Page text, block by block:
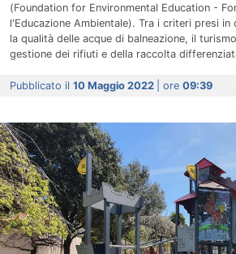
(Foundation for Environmental Education -
l'Educazione Ambientale). Tra i criteri presi in
la qualità delle acque di balneazione, il
gestione dei rifiuti e della raccolta
Pubblicato il 10 Maggio 2022 | ore 09:39